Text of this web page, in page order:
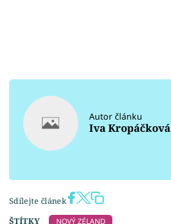
Autor článku
Iva Kropáčková
Sdílejte článek
ŠTÍTKY
NOVÝ ZÉLAND